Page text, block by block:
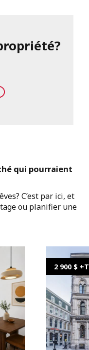
qui pourraient
C’est par ici, et
ou planifier une
2 900 $